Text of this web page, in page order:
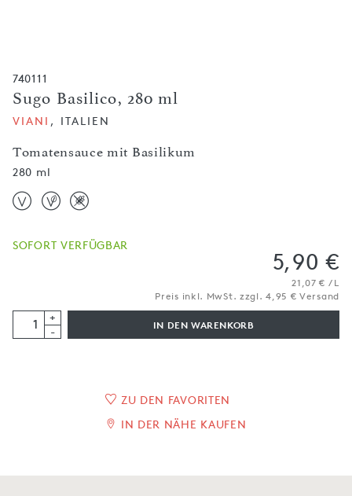
740111
Sugo Basilico, 280 ml
Tomatensauce mit Basilikum
VIANI , ITALIEN
280 ml
SOFORT VERFÜGBAR
5,90 €
21,07 € / L
Preis inkl. MwSt. zzgl. 4,95 € Versand
+
-
IN DEN WARENKORB
ZU DEN FAVORITEN
IN DER NÄHE KAUFEN